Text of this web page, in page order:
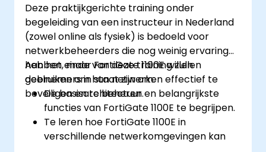
Deze praktijkgerichte training onder
begeleiding van een instructeur in Nederland
(zowel online als fysiek) is bedoeld voor
netwerkbeheerders die nog weinig ervaring
hebben, maar FortiGate 1100E willen
gebruiken om hun netwerken effectief te
beveiligen en te beheren.
Aan het einde van deze training zullen
deelnemers in staat zijn om:
De basisarchitectuur en belangrijkste
functies van FortiGate 1100E te begrijpen.
Te leren hoe FortiGate 1100E in
verschillende netwerkomgevingen kan